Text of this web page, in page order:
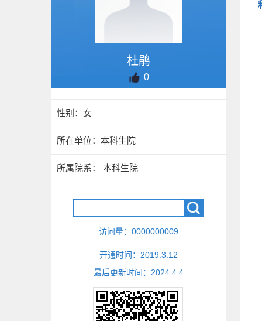
杜鹃
0
性别：女
所在单位：本科生院
所属院系： 本科生院
访问量： 0000000009
开通时间： 2019 3 12
最后更新时间： 2024 4 4